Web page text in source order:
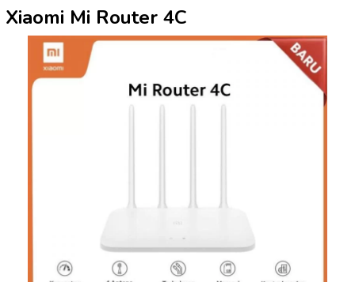
Xiaomi Mi Router 4C